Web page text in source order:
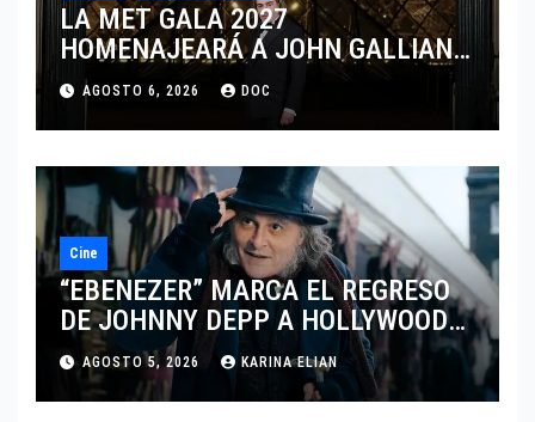
LA MET GALA 2027
HOMENAJEARÁ A JOHN GALLIANO
MARCANDO EL REGRESO DEL REY
DEL DRAMATISMO
AGOSTO 6, 2026 DOC
Cine
“EBENEZER” MARCA EL REGRESO
DE JOHNNY DEPP A HOLLYWOOD
TRAS SU PASO POR EL CINE
INDEPENDIENTE EUROPEO
AGOSTO 5, 2026 KARINA ELIAN